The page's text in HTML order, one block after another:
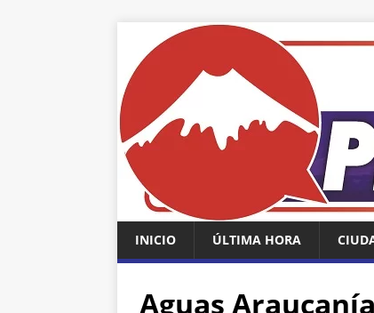
INICIO ÚLTIMA HORA
Aguas